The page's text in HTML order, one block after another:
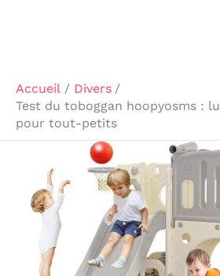
Accueil
Divers
Test du toboggan hoopyosms :
pour tout-petits